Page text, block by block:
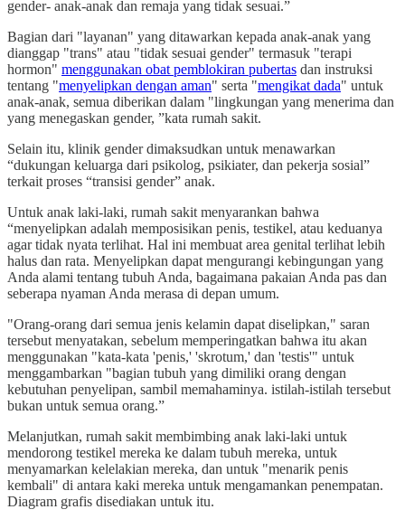
gender- anak-anak dan remaja yang tidak sesuai.”
Bagian dari "layanan" yang ditawarkan kepada anak-anak yang
dianggap "trans" atau "tidak sesuai gender" termasuk "terapi
hormon" menggunakan obat pemblokiran pubertas dan instruksi
tentang "menyelipkan dengan aman" serta "mengikat dada" untuk
anak-anak, semua diberikan dalam "lingkungan yang menerima dan
yang menegaskan gender, ”kata rumah sakit.
Selain itu, klinik gender dimaksudkan untuk menawarkan
“dukungan keluarga dari psikolog, psikiater, dan pekerja sosial”
terkait proses “transisi gender” anak.
Untuk anak laki-laki, rumah sakit menyarankan bahwa
“menyelipkan adalah memposisikan penis, testikel, atau keduanya
agar tidak nyata terlihat. Hal ini membuat area genital terlihat lebih
halus dan rata. Menyelipkan dapat mengurangi kebingungan yang
Anda alami tentang tubuh Anda, bagaimana pakaian Anda pas dan
seberapa nyaman Anda merasa di depan umum.
"Orang-orang dari semua jenis kelamin dapat diselipkan," saran
tersebut menyatakan, sebelum memperingatkan bahwa itu akan
menggunakan "kata-kata 'penis,' 'skrotum,' dan 'testis'" untuk
menggambarkan "bagian tubuh yang dimiliki orang dengan
kebutuhan penyelipan, sambil memahaminya. istilah-istilah tersebut
bukan untuk semua orang.”
Melanjutkan, rumah sakit membimbing anak laki-laki untuk
mendorong testikel mereka ke dalam tubuh mereka, untuk
menyamarkan kelelakian mereka, dan untuk "menarik penis
kembali" di antara kaki mereka untuk mengamankan penempatan.
Diagram grafis disediakan untuk itu.